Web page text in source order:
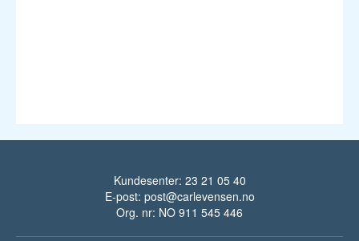
Kundesenter: 23 21 05 40
E-post: post@carlevensen.no
Org. nr: NO 911 545 446